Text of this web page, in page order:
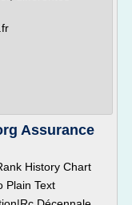
Assurance
History Chart
Plain Text